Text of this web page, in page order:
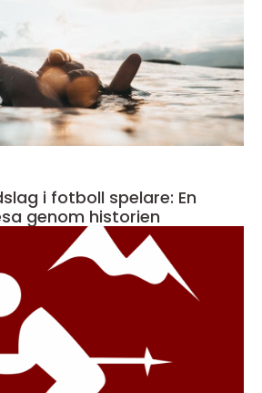
i fotboll spelare: En
genom historien